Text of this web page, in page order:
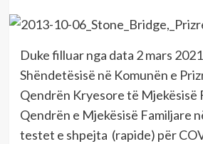
Duke filluar nga data 2 mars
Shëndetësisë në Komunën e
Qendrën Kryesore të Mjekësisë
Qendrën e Mjekësisë Familjare
testet e shpejta (rapide) për